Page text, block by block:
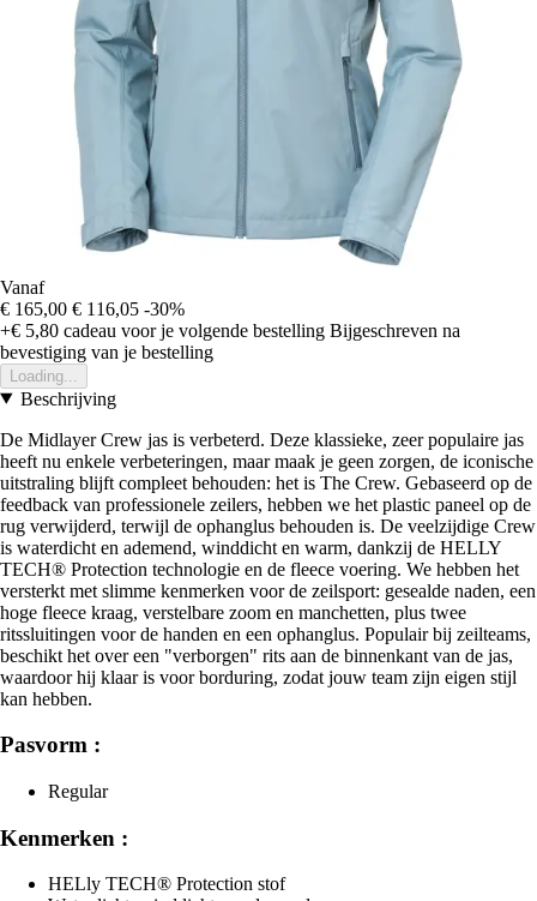
Vanaf
€ 165,00 € 116,05 -30%
+€ 5,80 cadeau voor je volgende bestelling Bijgeschreven na
bevestiging van je bestelling
Loading...
Beschrijving
De Midlayer Crew jas is verbeterd. Deze klassieke, zeer populaire jas
heeft nu enkele verbeteringen, maar maak je geen zorgen, de iconische
uitstraling blijft compleet behouden: het is The Crew. Gebaseerd op de
feedback van professionele zeilers, hebben we het plastic paneel op de
rug verwijderd, terwijl de ophanglus behouden is. De veelzijdige Crew
is waterdicht en ademend, winddicht en warm, dankzij de HELLY
TECH® Protection technologie en de fleece voering. We hebben het
versterkt met slimme kenmerken voor de zeilsport: gesealde naden, een
hoge fleece kraag, verstelbare zoom en manchetten, plus twee
ritssluitingen voor de handen en een ophanglus. Populair bij zeilteams,
beschikt het over een "verborgen" rits aan de binnenkant van de jas,
waardoor hij klaar is voor borduring, zodat jouw team zijn eigen stijl
kan hebben.
Pasvorm :
Regular
Kenmerken :
HELly TECH® Protection stof